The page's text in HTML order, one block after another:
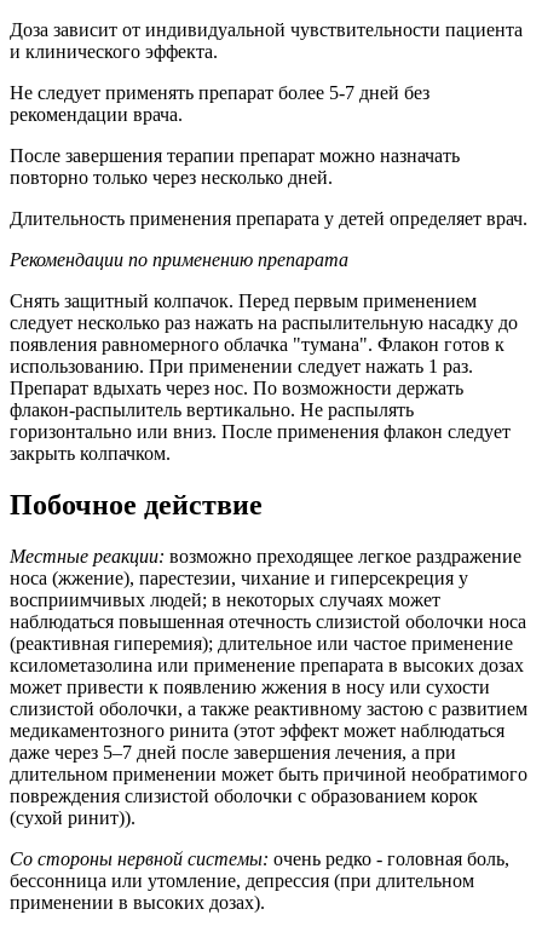
Доза зависит от индивидуальной чувствительности пациента
и клинического эффекта.
Не следует применять препарат более 5-7 дней без
рекомендации врача.
После завершения терапии препарат можно назначать
повторно только через несколько дней.
Длительность применения препарата у детей определяет врач.
Рекомендации по применению препарата
Снять защитный колпачок. Перед первым применением
следует несколько раз нажать на распылительную насадку до
появления равномерного облачка "тумана". Флакон готов к
использованию. При применении следует нажать 1 раз.
Препарат вдыхать через нос. По возможности держать
флакон-распылитель вертикально. Не распылять
горизонтально или вниз. После применения флакон следует
закрыть колпачком.
Побочное действие
Местные реакции: возможно преходящее легкое раздражение
носа (жжение), парестезии, чихание и гиперсекреция у
восприимчивых людей; в некоторых случаях может
наблюдаться повышенная отечность слизистой оболочки носа
(реактивная гиперемия); длительное или частое применение
ксилометазолина или применение препарата в высоких дозах
может привести к появлению жжения в носу или сухости
слизистой оболочки, а также реактивному застою с развитием
медикаментозного ринита (этот эффект может наблюдаться
даже через 5–7 дней после завершения лечения, а при
длительном применении может быть причиной необратимого
повреждения слизистой оболочки с образованием корок
(сухой ринит)).
Со стороны нервной системы: очень редко - головная боль,
бессонница или утомление, депрессия (при длительном
применении в высоких дозах).